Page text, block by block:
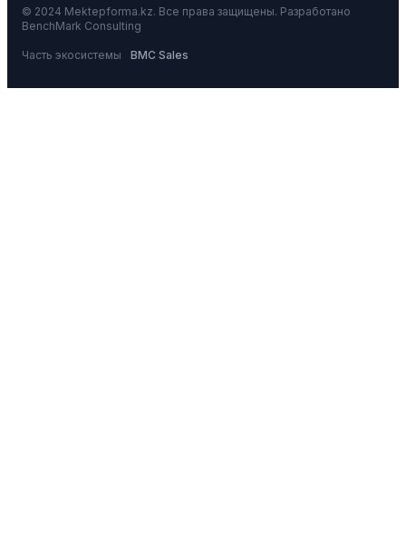
© 2024 Mektepforma.kz. Все права защищены. Разработано
BenchMark Consulting
Часть экосистемы BMC Sales